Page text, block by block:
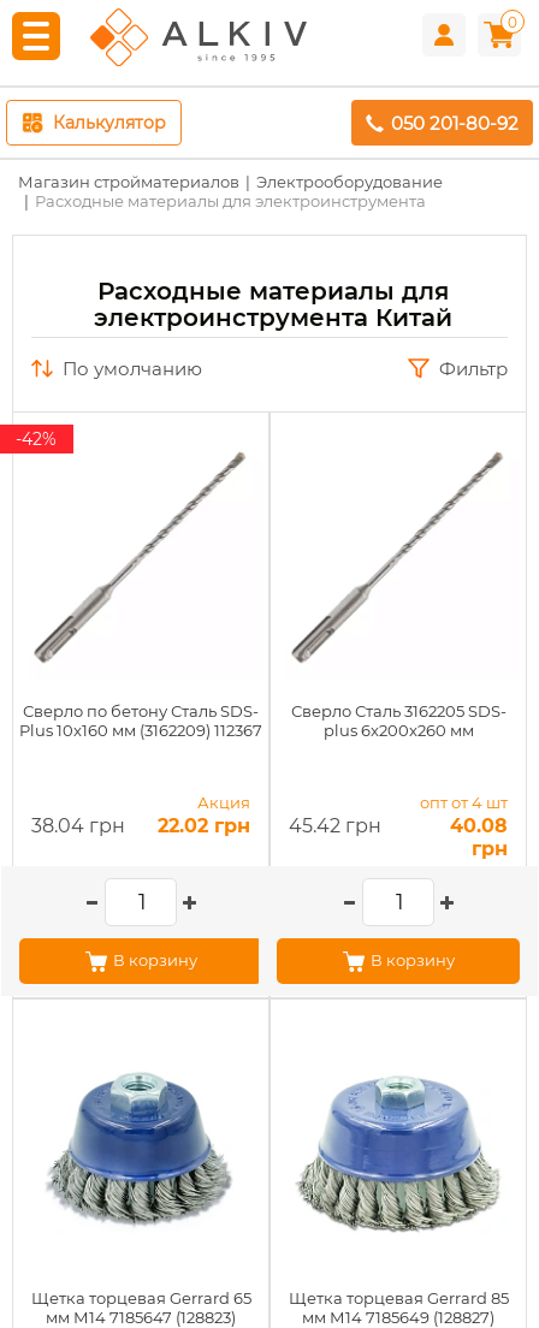
0
Калькулятор 050 201-80-92
Магазин стройматериалов
Электрооборудование
Расходные материалы для электроинструмента
Расходные материалы для
электроинструмента Китай
по умолчанию Фильтр
Сверло по бетону Сталь SDS-
Plus 10x160 мм (3162209) 112367
-42%
38.04 грн
Акция
22.02 грн
В корзину
Сверло Сталь 3162205 SDS-
plus 6x200x260 мм
45.42 грн
опт от 4 шт
40.08
грн
В корзину
Щетка торцевая Gerrard 65
мм М14 7185647 (128823)
Щетка торцевая Gerrard 85
мм М14 7185649 (128827)